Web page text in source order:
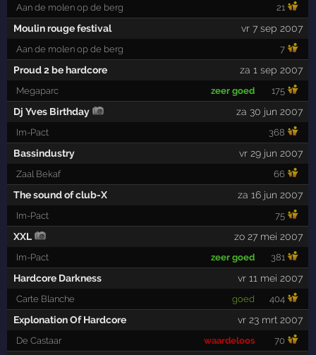
Aan de molen op de berg 21
Moulin rouge festival vr 7 sep 2007
Aan de molen op de berg 7
Proud 2 be hardcore za 1 sep 2007
Megaparc zeer goed 175
Dj Yves Birthday za 30 jun 2007
Im-Pact 368
Bassindustry vr 29 jun 2007
Zaal Bekaf 66
The sound of club-X za 16 jun 2007
Im-Pact 75
XXL zo 27 mei 2007
Im-Pact zeer goed 381
Hardcore Darkness vr 11 mei 2007
Carte Blanche goed 404
Explonation Of Hardcore vr 23 mrt 2007
De Castaar waardeloos 70